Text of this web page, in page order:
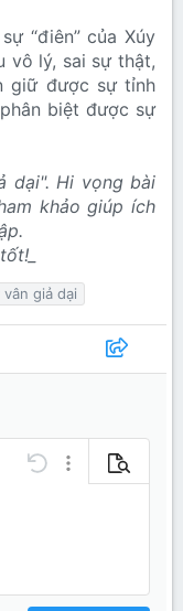
“điên” của Xúy
vô lý, sai sự thật,
giữ được sự tỉnh
biệt được sự
dại". Hi vọng bài
khảo giúp ích
vân giả dại
tùy chọn…
Undo Thêm tùy chọn…
Xem trước
Heading 2